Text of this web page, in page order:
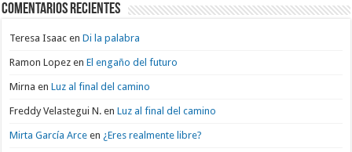
Comentarios recientes
Teresa Isaac enDi la palabra
Ramon Lopez enEl engaño del futuro
Mirna enLuz al final del camino
Freddy Velastegui N. enLuz al final del camino
Mirta García Arce en ¿Eres realmente libre?